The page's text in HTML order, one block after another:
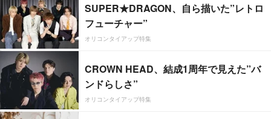
SUPER★DRAGON、自ら描いた”レトロ
フューチャー”
オリコンタイアップ特集
CROWN HEAD、結成1周年で見えた”バ
ンドらしさ”
オリコンタイアップ特集